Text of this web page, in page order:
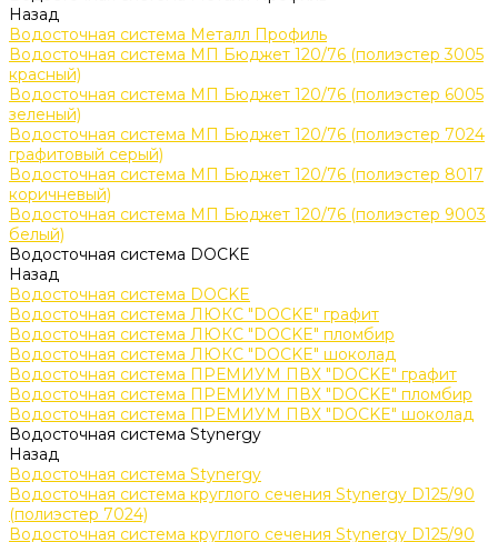
Назад
Водосточная система Металл Профиль
Водосточная система МП Бюджет 120/76 (полиэстер 3005
красный)
Водосточная система МП Бюджет 120/76 (полиэстер 6005
зеленый)
Водосточная система МП Бюджет 120/76 (полиэстер 7024
графитовый серый)
Водосточная система МП Бюджет 120/76 (полиэстер 8017
коричневый)
Водосточная система МП Бюджет 120/76 (полиэстер 9003
белый)
Водосточная система DOCKE
Назад
Водосточная система DOCKE
Водосточная система ЛЮКС "DOCKE" графит
Водосточная система ЛЮКС "DOCKE" пломбир
Водосточная система ЛЮКС "DOCKE" шоколад
Водосточная система ПРЕМИУМ ПВХ "DOCKE" графит
Водосточная система ПРЕМИУМ ПВХ "DOCKE" пломбир
Водосточная система ПРЕМИУМ ПВХ "DOCKE" шоколад
Водосточная система Stynergy
Назад
Водосточная система Stynergy
Водосточная система круглого сечения Stynergy D125/90
(полиэстер 7024)
Водосточная система круглого сечения Stynergy D125/90